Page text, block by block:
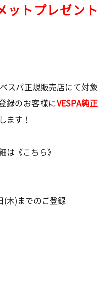
ットプレゼント
スパ正規販売店にて対象
録のお客様にVESPA純正
ます！
は《こちら》
(木)までのご登録